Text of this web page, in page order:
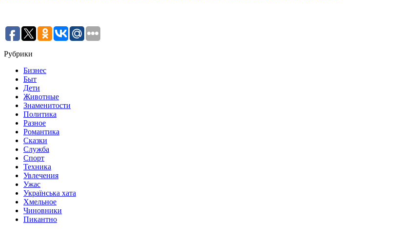
Рубрики
Бизнес
Быт
Дети
Животные
Знаменитости
Политика
Разное
Романтика
Сказки
Служба
Спорт
Техника
Увлечения
Ужас
Українська хата
Хмельное
Чиновники
Пикантно